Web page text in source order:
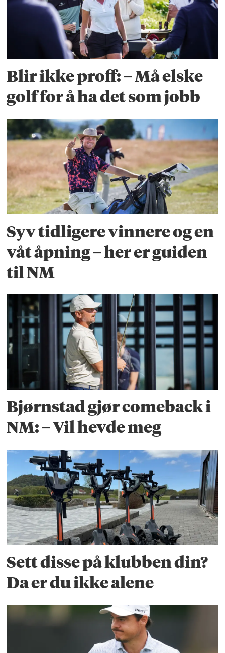
Blir ikke proff: – Må elske
golf for å ha det som jobb
Syv tidligere vinnere og en
våt åpning – her er guiden
til NM
Bjørnstad gjør comeback i
NM: – Vil hevde meg
Sett disse på klubben din?
Da er du ikke alene